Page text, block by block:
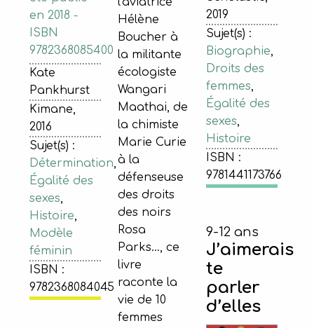
en 2018 -
ISBN
9782368085400
Kate
Pankhurst
Kimane,
2016
Sujet(s) :
Détermination,
Égalité des
sexes,
Histoire,
Modèle
féminin
ISBN :
9782368084045
2019
Sujet(s) :
Biographie,
Droits des
femmes,
Égalité des
sexes,
Histoire
ISBN :
9781441173766
Hélène
Boucher à
la militante
écologiste
Wangari
Maathai, de
la chimiste
Marie Curie
à la
défenseuse
des droits
des noirs
Rosa
Parks…, ce
livre
raconte la
vie de 10
femmes
9-12 ans
J’aimerais
te
parler
d’elles